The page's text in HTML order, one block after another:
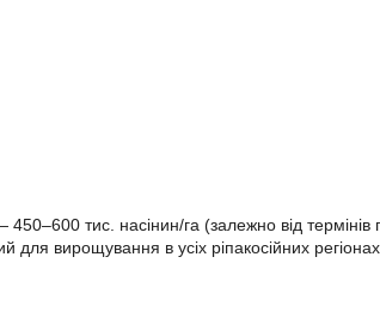
тис. насінин/га (залежно від термінів
для вирощування в усіх ріпакосійних